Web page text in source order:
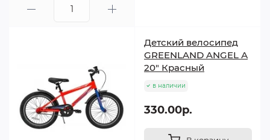
Детский велосипед
GREENLAND ANGEL А
20" Красный
в наличии
330.00р.